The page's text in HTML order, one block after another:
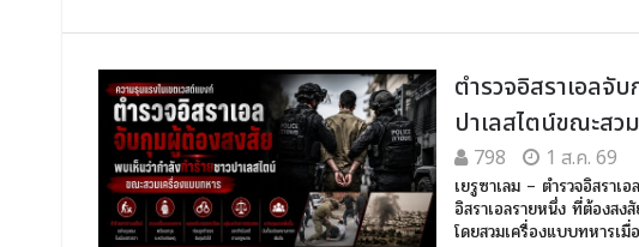
ตำรวจอิสราเอลจั
ปาเลสไตน์ขณะสว
798 1 ส.ค. 69
เยรูซาเลม – ตำรวจอิสรา
อิสราเอลรายหนึ่ง ที่ต้องสง
โดยสวมเครื่องแบบทหารเ